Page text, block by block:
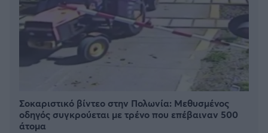
Σοκαριστικό βίντεο στην Πολωνία: Μεθυσμένος
οδηγός συγκρούεται με τρένο που επέβαιναν 500
άτομα